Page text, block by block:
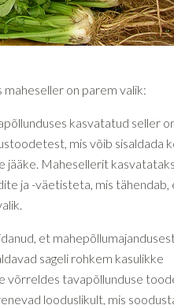
maheseller on parem valik:
kasvatatud seller
mis võib sisaldada
jääke. Mahesellerit
ja -väetisteta, mis tähendab,
et
sageli rohkem kasulikke
võrreldes tavapõllunduse
looduslikult, mis